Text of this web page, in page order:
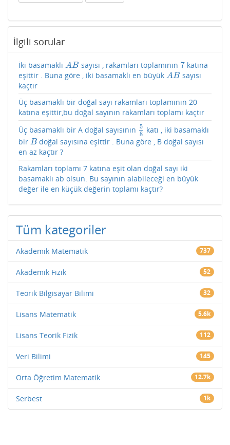
İlgili sorular
İki basamaklı AB
AB sayısı , rakamları toplamının 7
7katına
eşittir . Buna göre , iki basamaklı en büyük AB
AB
sayısı
kaçtır
Üç basamaklı bir doğal sayı rakamları toplamının 20
katına eşittir,bu doğal sayının rakamları toplamı kaçtır
Üç basamaklı bir A doğal sayısının 5
8
58 katı , iki basamaklı
bir B
B doğal sayısına eşittir . Buna göre , B doğal sayısı
en az kaçtır ?
Rakamları toplamı 7 katına eşit olan doğal sayı iki
basamaklı ab olsun. Bu sayının alabileceği en büyük
değer ile en küçük değerin toplamı kaçtır?
Tüm kategoriler
Akademik Matematik 737
Akademik Fizik 52
Teorik Bilgisayar Bilimi 32
Lisans Matematik 5.6k
Lisans Teorik Fizik 112
Veri Bilimi 145
Orta Öğretim Matematik 12.7k
Serbest 1k